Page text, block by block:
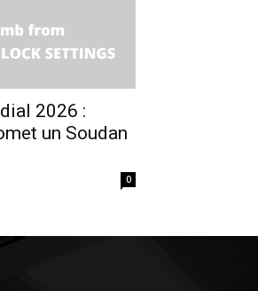
2026 :
un Soudan
0